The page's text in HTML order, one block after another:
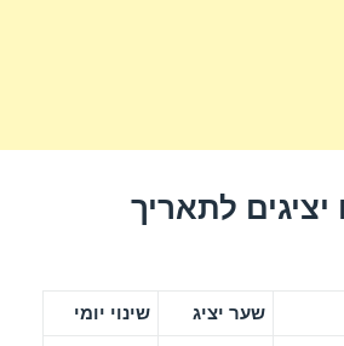
לתאריך
שער יציג שינוי יומי